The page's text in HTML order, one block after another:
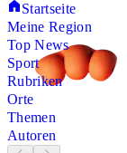
Startseite
Meine Region
Top News
Sport
Rubriken
Orte
Themen
Autoren